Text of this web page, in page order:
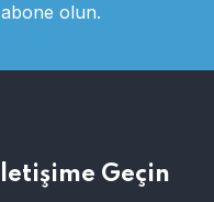
olun.
İletişime Geçin